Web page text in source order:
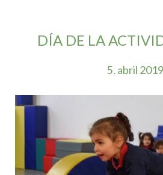
DÍA DE LA
5. abril 2019